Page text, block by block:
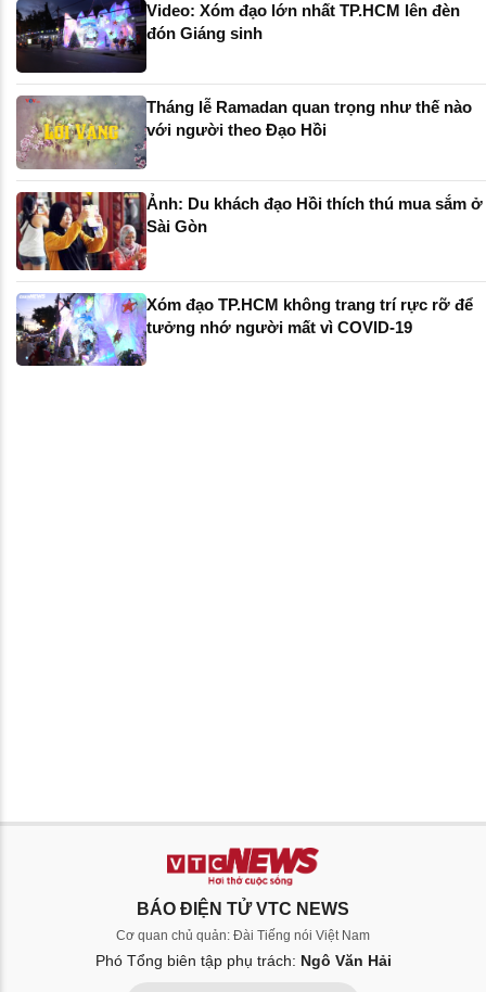
Video: Xóm đạo lớn nhất TP.HCM lên đèn
đón Giáng sinh
Tháng lễ Ramadan quan trọng như thế nào
với người theo Đạo Hồi
Ảnh: Du khách đạo Hồi thích thú mua sắm ở
Sài Gòn
Xóm đạo TP.HCM không trang trí rực rỡ để
tưởng nhớ người mất vì COVID-19
BÁO ĐIỆN TỬ VTC NEWS
Cơ quan chủ quản: Đài Tiếng nói Việt Nam
Phó Tổng biên tập phụ trách: Ngô Văn Hải